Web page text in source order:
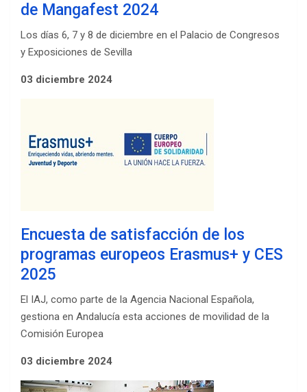
de Mangafest 2024
Los días 6, 7 y 8 de diciembre en el Palacio de Congresos
y Exposiciones de Sevilla
03 diciembre 2024
Encuesta de satisfacción de los
programas europeos Erasmus+ y CES
2025
El IAJ, como parte de la Agencia Nacional Española,
gestiona en Andalucía esta acciones de movilidad de la
Comisión Europea
03 diciembre 2024